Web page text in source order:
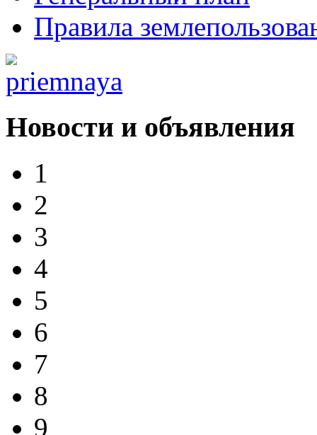
Правила
Новости и объявления
1
2
3
4
5
6
7
8
9